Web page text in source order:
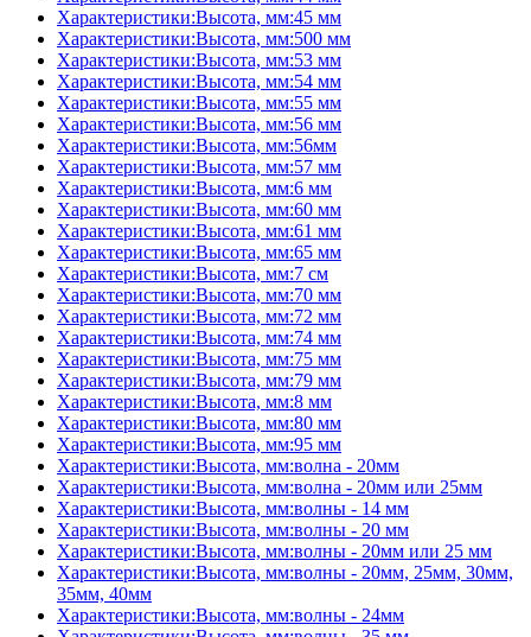
Характеристики:Высота, мм:45 мм
Характеристики:Высота, мм:500 мм
Характеристики:Высота, мм:53 мм
Характеристики:Высота, мм:54 мм
Характеристики:Высота, мм:55 мм
Характеристики:Высота, мм:56 мм
Характеристики:Высота, мм:56мм
Характеристики:Высота, мм:57 мм
Характеристики:Высота, мм:6 мм
Характеристики:Высота, мм:60 мм
Характеристики:Высота, мм:61 мм
Характеристики:Высота, мм:65 мм
Характеристики:Высота, мм:7 см
Характеристики:Высота, мм:70 мм
Характеристики:Высота, мм:72 мм
Характеристики:Высота, мм:74 мм
Характеристики:Высота, мм:75 мм
Характеристики:Высота, мм:79 мм
Характеристики:Высота, мм:8 мм
Характеристики:Высота, мм:80 мм
Характеристики:Высота, мм:95 мм
Характеристики:Высота, мм:волна - 20мм
Характеристики:Высота, мм:волна - 20мм или 25мм
Характеристики:Высота, мм:волны - 14 мм
Характеристики:Высота, мм:волны - 20 мм
Характеристики:Высота, мм:волны - 20мм или 25 мм
Характеристики:Высота, мм:волны - 20мм, 25мм, 30мм,
35мм, 40мм
Характеристики:Высота, мм:волны - 24мм